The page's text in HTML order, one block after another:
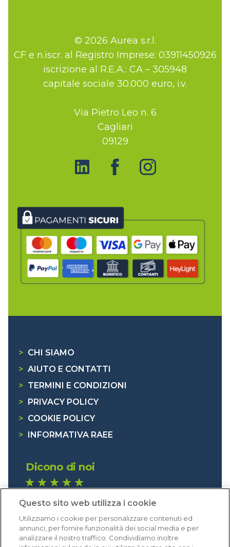
© 2026 Aurea s.r.l.
CF e n.iscr. al Registro Imprese: 03911450926
iscrizione al R.E.A.: CA – 305948
capitale sociale 30.000 euro, i.v.
Via Pietro Leo n. 6
Cagliari
09129
> CHI SIAMO
> AIUTO E CONTATTI
> TERMINI E CONDIZIONI
>
PRIVACY POLICY
> COOKIE POLICY
>
INFORMATIVA RAEE
Dicono di noi
Eccellente (4,8)
Acquisti verificati
Questo sito web utilizza i cookie
Utilizziamo i cookie per personalizzare contenuti ed
annunci, per fornire funzionalità dei social media e per
analizzare il nostro traffico. Condividiamo inoltre